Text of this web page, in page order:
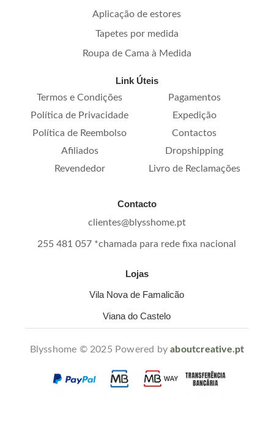
Aplicação de estores
Tapetes por medida
Roupa de Cama à Medida
Link Úteis
Termos e Condições
Pagamentos
Política de Privacidade
Expedição
Política de Reembolso
Contactos
Afiliados
Dropshipping
Revendedor
Livro de Reclamações
Contacto
clientes@blysshome.pt
255 481 057 *chamada para rede fixa nacional
Lojas
Vila Nova de Famalicão
Viana do Castelo
Blysshome © 2025 Powered byaboutcreative.pt